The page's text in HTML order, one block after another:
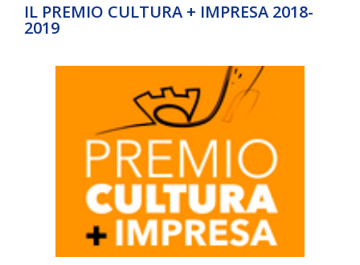
IL PREMIO CULTURA + IMPRESA 2018-
2019